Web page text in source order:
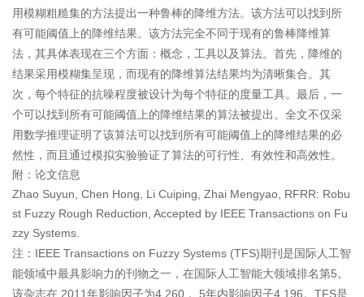
用模糊粗糙集的方法提出一种鲁棒的降维方法。该方法可以找到所
有可能阈值上的降维结果。该方法完全不同于现有的鲁棒降维算
法，其具体表现在三个方面：概念，工具以及算法。首先，降维的
结果采用模糊集呈现，而现有的降维算法结果均为清晰集合。其
次，每个特征的抗噪程度被设计为每个特征的度量工具。最后，一
个可以找到所有可能阈值上的降维结果的算法被提出。全文不仅采
用数学推理证明了该算法可以找到所有可能阈值上的降维结果的必
然性，而且通过模拟实验验证了算法的可行性、有效性和高效性。
附：论文信息
Zhao Suyun, Chen Hong, Li Cuiping, Zhai Mengyao, RFRR: Robu
st Fuzzy Rough Reduction, Accepted by IEEE Transactions on Fu
zzy Systems.
注：IEEE Transactions on Fuzzy Systems (TFS)期刊是国际人工智
能领域中最具影响力的刊物之一，在国际人工智能大领域排名第5。
该杂志在 2011年影响因子为4.260， 5年内影响因子4.196。TFS是